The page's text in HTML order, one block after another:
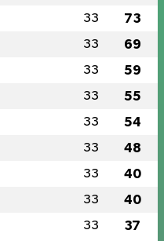
33 73
33 69
33 59
33 55
33 54
33 48
33 40
33 40
33 37